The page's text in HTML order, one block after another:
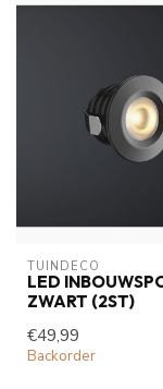
TUINDECO
LED
ZWART (2ST)
€49,99
Backorder